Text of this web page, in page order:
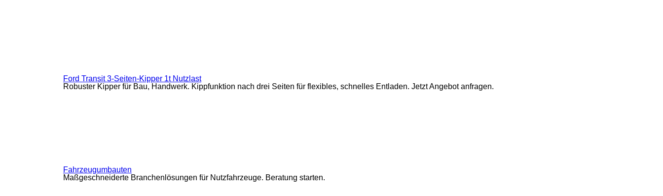
Ford Transit 3-Seiten-Kipper 1t Nutzlast
Robuster Kipper für Bau, Handwerk. Kippfunktion nach drei Seiten für flexibles, schnelles Entladen. Jetzt Angebot anfragen.
Fahrzeugumbauten
Maßgeschneiderte Branchenlösungen für Nutzfahrzeuge. Beratung starten.